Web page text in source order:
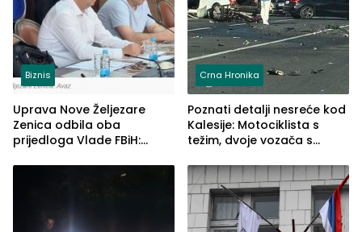
Biznis
Uprava Nove Željezare
Zenica odbila oba
prijedloga Vlade FBiH:
rješenje
Crna Hronika
Poznati detalji nesreće kod
Kalesije: Motociklista s
težim, dvoje vozača s